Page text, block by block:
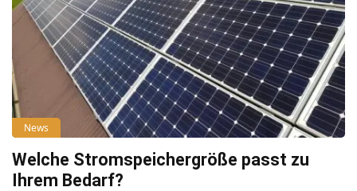
News
Welche Stromspeichergröße passt zu
Ihrem Bedarf?